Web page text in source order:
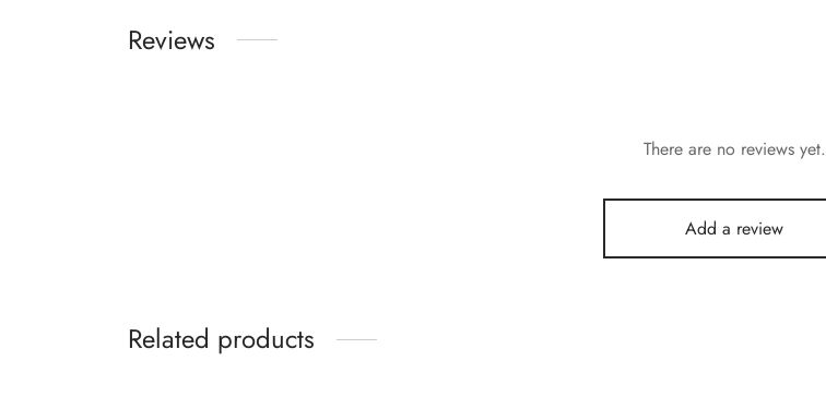
Reviews
There are no reviews yet.
Add a review
Related products